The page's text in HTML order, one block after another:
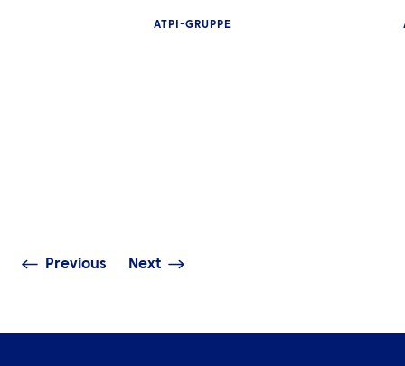
ATPI-GRUPPE
Previous Next